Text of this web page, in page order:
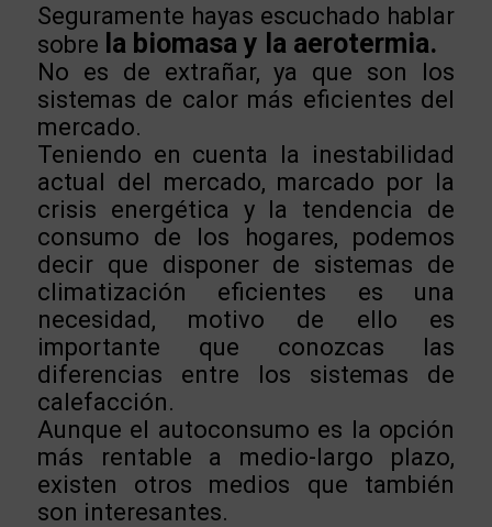
Seguramente hayas escuchado hablar
sobre la biomasa y la aerotermia.
No es de extrañar, ya que son los
sistemas de calor más eficientes del
mercado.
Teniendo en cuenta la inestabilidad
actual del mercado, marcado por la
crisis energética y la tendencia de
consumo de los hogares, podemos
decir que disponer de sistemas de
climatización eficientes es una
necesidad, motivo de ello es
importante que conozcas las
diferencias entre los sistemas de
calefacción.
Aunque el autoconsumo es la opción
más rentable a medio-largo plazo,
existen otros medios que también
son interesantes.